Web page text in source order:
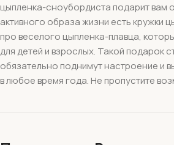
цыпленка-сноубордиста подарит вам
активного образа жизни есть кружки
про веселого цыпленка-плавца,
для детей и взрослых. Такой подарок
обязательно поднимут настроение и
в любое время года. Не пропустите